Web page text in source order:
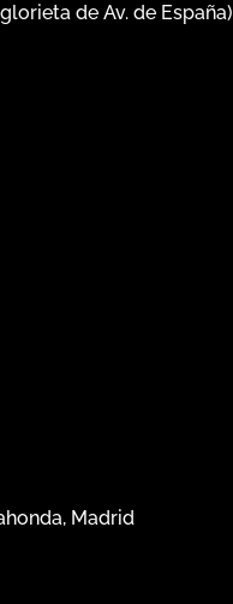
de Av. de España)
Madrid